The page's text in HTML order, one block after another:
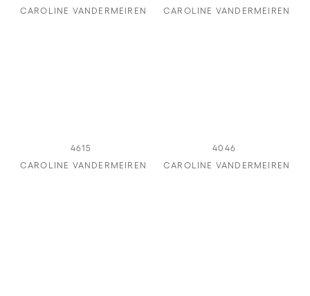
CAROLINE VANDERMEIREN
CAROLINE VANDERMEIREN
4615
CAROLINE VANDERMEIREN
4046
CAROLINE VANDERMEIREN